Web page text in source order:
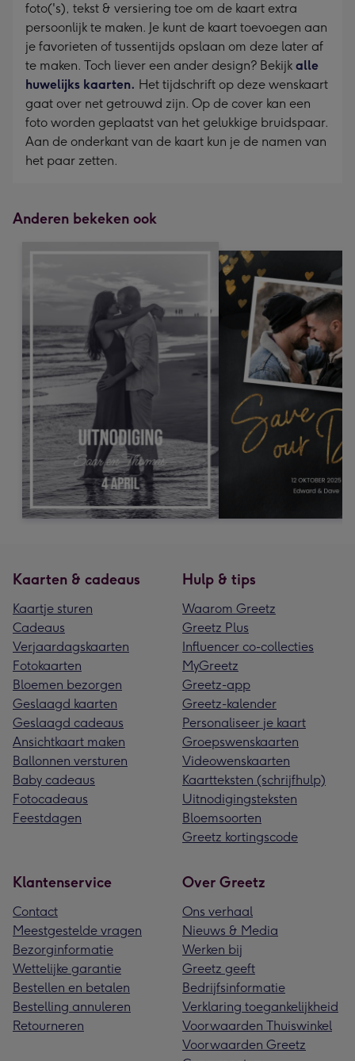
foto('s), tekst & versiering toe om de kaart extra
persoonlijk te maken. Je kunt de kaart toevoegen aan
je favorieten of tussentijds opslaan om deze later af
te maken. Toch liever een ander design? Bekijk alle
huwelijks kaarten. Het tijdschrift op deze wenskaart
gaat over net getrouwd zijn. Op de cover kan een
foto worden geplaatst van het gelukkige bruidspaar.
Aan de onderkant van de kaart kun je de namen van
het paar zetten.
Anderen bekeken ook
Kaarten & cadeaus
Kaartje sturen
Cadeaus
Verjaardagskaarten
Fotokaarten
Bloemen bezorgen
Geslaagd kaarten
Geslaagd cadeaus
Ansichtkaart maken
Ballonnen versturen
Baby cadeaus
Fotocadeaus
Feestdagen
Hulp & tips
Waarom Greetz
Greetz Plus
Influencer co-collecties
MyGreetz
Greetz-app
Greetz-kalender
Personaliseer je kaart
Groepswenskaarten
Videowenskaarten
Kaartteksten (schrijfhulp)
Uitnodigingsteksten
Bloemsoorten
Greetz kortingscode
Klantenservice
Contact
Meestgestelde vragen
Bezorginformatie
Wettelijke garantie
Bestellen en betalen
Bestelling annuleren
Retourneren
Over Greetz
Ons verhaal
Nieuws & Media
Werken bij
Greetz geeft
Bedrijfsinformatie
Verklaring toegankelijkheid
Voorwaarden Thuiswinkel
Voorwaarden Greetz